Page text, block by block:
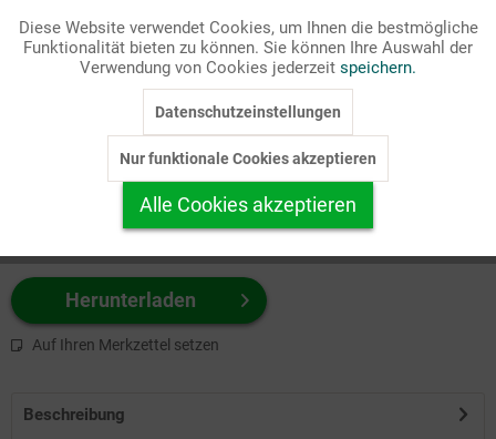
Passende Stichworte
Fastenzeit/Passion, Gesellschaft/Politik
zuerst Ihr Produktformat aus.
z.B. Farbe-Grafik, Schwarz-Weiß-Grafik, mit/ohne Text ...
Herunterladen
Auf Ihren Merkzettel setzen
Beschreibung
Marketing Inaktiv
Personalisierung Inaktiv
Service
Diese Website verwendet Cookies, um Ihnen die bestmögliche
Funktionalität bieten zu können. Sie können Ihre Auswahl der
Verwendung von Cookies jederzeit speichern.
Datenschutzeinstellungen
Nur funktionale Cookies akzeptieren
Alle Cookies akzeptieren